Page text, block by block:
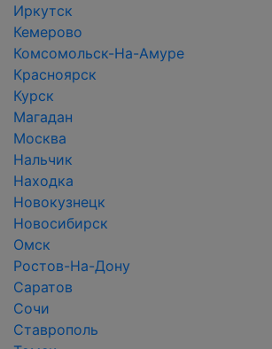
Иркутск
Кемерово
Комсомольск-На-Амуре
Красноярск
Курск
Магадан
Москва
Нальчик
Находка
Новокузнецк
Новосибирск
Омск
Ростов-На-Дону
Саратов
Сочи
Ставрополь